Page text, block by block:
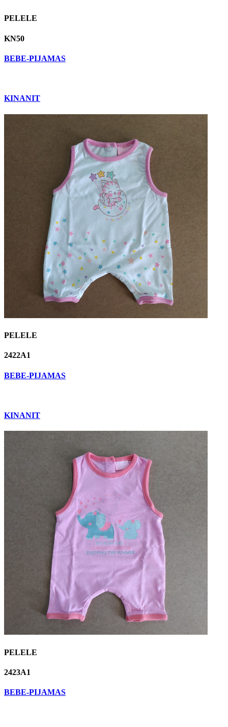
PELELE
KN50
BEBE-PIJAMAS
KINANIT
PELELE
2422A1
BEBE-PIJAMAS
KINANIT
PELELE
2423A1
BEBE-PIJAMAS